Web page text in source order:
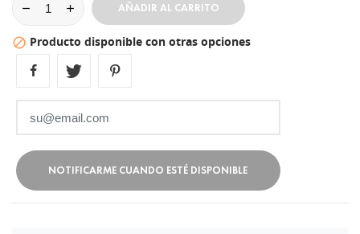
AÑADIR AL CARRITO
 Producto disponible con otras opciones
NOTIFICARME CUANDO ESTÉ DISPONIBLE